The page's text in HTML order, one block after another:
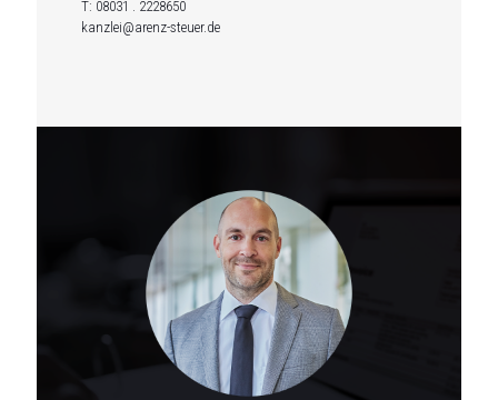
T: 08031 . 2228650
kanzlei@arenz-steuer.de